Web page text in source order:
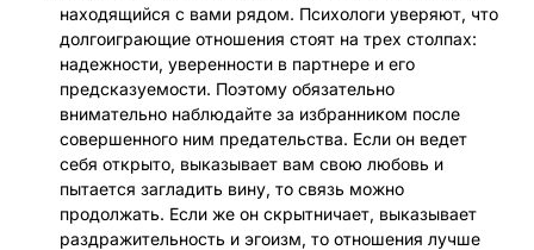
находящийся с вами рядом. Психологи уверяют, что
долгоиграющие отношения стоят на трех столпах:
надежности, уверенности в партнере и его
предсказуемости. Поэтому обязательно
внимательно наблюдайте за избранником после
совершенного ним предательства. Если он ведет
себя открыто, выказывает вам свою любовь и
пытается загладить вину, то связь можно
продолжать. Если же он скрытничает, выказывает
раздражительность и эгоизм, то отношения лучше